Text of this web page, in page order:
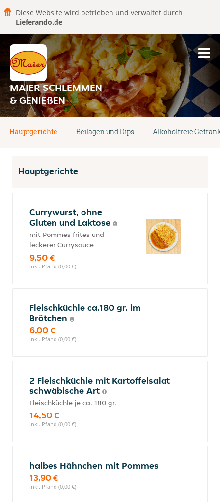
Diese Website wird betrieben und verwaltet durch
Lieferando.de
MAIER SCHLEMMEN
& GENIEßEN
Hauptgerichte Beilagen und Dips Alkoholfreie
Hauptgerichte
Currywurst, ohne
Gluten und Laktose
mit Pommes frites und
leckerer Currysauce
9,50 €
inkl. Pfand (0,00 €)
Fleischküchle ca.180 gr. im
Brötchen
6,00 €
inkl. Pfand (0,00 €)
2 Fleischküchle mit Kartoffelsalat
schwäbische Art
Fleischküchle je ca. 180 gr.
14,50 €
inkl. Pfand (0,00 €)
halbes Hähnchen mit Pommes
13,90 €
inkl. Pfand (0,00 €)